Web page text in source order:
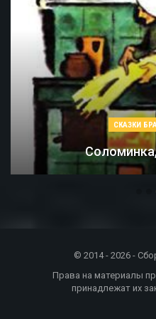
СКАЗКИ
© 2014 - 2026 -
Права на материалы
принадлежат их